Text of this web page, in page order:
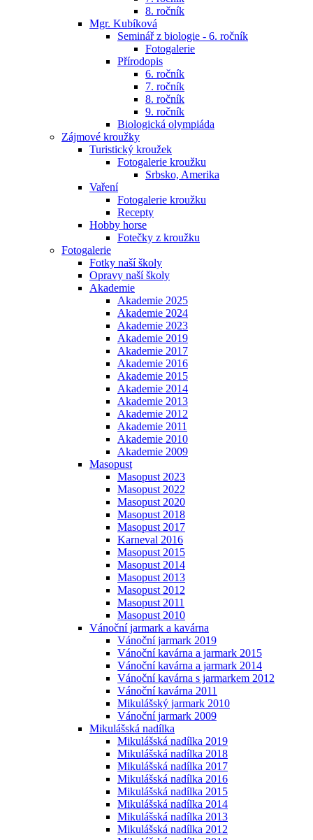
8. ročník
Mgr. Kubíková
Seminář z biologie - 6. ročník
Fotogalerie
Přírodopis
6. ročník
7. ročník
8. ročník
9. ročník
Biologická olympiáda
Zájmové kroužky
Turistický kroužek
Fotogalerie kroužku
Srbsko, Amerika
Vaření
Fotogalerie kroužku
Recepty
Hobby horse
Fotečky z kroužku
Fotogalerie
Fotky naší školy
Opravy naší školy
Akademie
Akademie 2025
Akademie 2024
Akademie 2023
Akademie 2019
Akademie 2017
Akademie 2016
Akademie 2015
Akademie 2014
Akademie 2013
Akademie 2012
Akademie 2011
Akademie 2010
Akademie 2009
Masopust
Masopust 2023
Masopust 2022
Masopust 2020
Masopust 2018
Masopust 2017
Karneval 2016
Masopust 2015
Masopust 2014
Masopust 2013
Masopust 2012
Masopust 2011
Masopust 2010
Vánoční jarmark a kavárna
Vánoční jarmark 2019
Vánoční kavárna a jarmark 2015
Vánoční kavárna a jarmark 2014
Vánoční kavárna s jarmarkem 2012
Vánoční kavárna 2011
Mikulášský jarmark 2010
Vánoční jarmark 2009
Mikulášská nadílka
Mikulášská nadílka 2019
Mikulášská nadílka 2018
Mikulášská nadílka 2017
Mikulášská nadílka 2016
Mikulášská nadílka 2015
Mikulášská nadílka 2014
Mikulášská nadílka 2013
Mikulášská nadílka 2012